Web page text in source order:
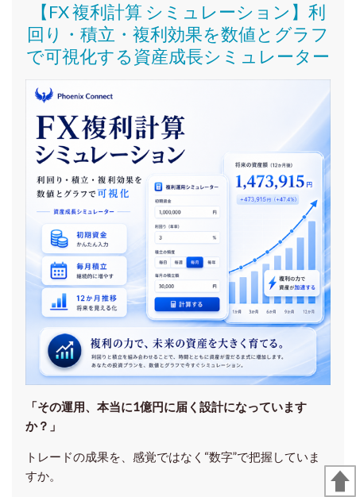
【FX 複利計算 シミュレーション】利
回り・積立・複利効果を数値とグラフ
で可視化する資産成長シミュレーター
「その運用、本当に1億円に届く設計になっています
か？」
トレードの成果を、感覚ではなく“数字”で把握していま
すか。